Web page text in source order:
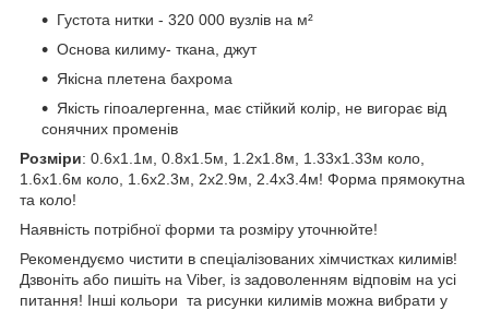
Густота нитки - 320 000 вузлів на м²
Основа килиму- ткана, джут
Якісна плетена бахрома
Якість гіпоалергенна, має стійкий колір, не вигорає від
сонячних променів
Розміри: 0.6х1.1м, 0.8х1.5м, 1.2х1.8м, 1.33х1.33м коло,
1.6х1.6м коло, 1.6х2.3м, 2х2.9м, 2.4х3.4м! Форма прямокутна
та коло!
Наявність потрібної форми та розміру уточнюйте!
Рекомендуємо чистити в спеціалізованих хімчистках килимів!
Дзвоніть або пишіть на Viber, із задоволенням відповім на усі
питання! Інші кольори та рисунки килимів можна вибрати у